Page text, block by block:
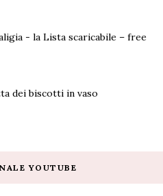
- la Lista scaricabile – free
dei biscotti in vaso
YOUTUBE